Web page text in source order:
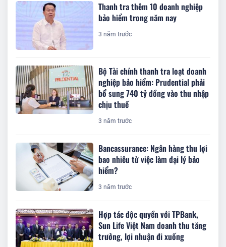
Thanh tra thêm 10 doanh nghiệp
bảo hiểm trong năm nay
3 năm trước
Bộ Tài chính thanh tra loạt doanh
nghiệp bảo hiểm: Prudential phải
bổ sung 740 tỷ đồng vào thu nhập
chịu thuế
3 năm trước
Bancassurance: Ngân hàng thu lợi
bao nhiêu từ việc làm đại lý bảo
hiểm?
3 năm trước
Hợp tác độc quyền với TPBank,
Sun Life Việt Nam doanh thu tăng
trưởng, lợi nhuận đi xuống